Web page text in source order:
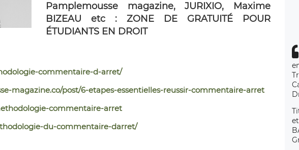
Pamplemousse magazine, JURIXIO, Maxime
BIZEAU etc : ZONE DE GRATUITÉ POUR
ÉTUDIANTS EN DROIT
commentaire-d-arret/
magazine.co/post/6-etapes-essentielles-reussir-commentaire-arret
commentaire-arret
du-commentaire-darret/